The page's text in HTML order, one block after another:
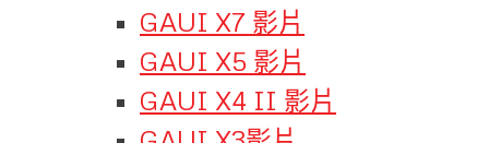
GAUI X7 影片
GAUI X5 影片
GAUI X4 II 影片